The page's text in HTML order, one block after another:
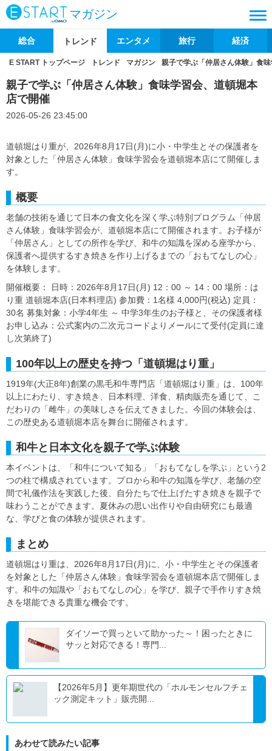
マガジン
総合 トレンド エンタメ 旅行 経済
E START トップページ トレンド マガジン 親子で学ぶ「仲居さん体験」食
親子で学ぶ「仲居さん体験」食味学習会、道頓堀本
店で開催
2026-05-26 23:45:00
道頓堀はり重が、2026年8月17日(月)に小・中学生とその保護者を
対象とした「仲居さん体験」食味学習会を道頓堀本店にて開催しま
す。
概要
老舗の技術を通じて日本の食文化を深く学ぶ特別プログラム「仲居
さん体験」食味学習会が、道頓堀本店にて開催されます。お子様が
「仲居さん」としての所作を学び、和牛の知識を深める座学から、
保護者へ提供するすき焼きを作り上げるまでの「おもてなしの心」
を体験します。
開催概要： 日時：2026年8月17日(月) 12：00 ～ 14：00 場所：は
り重 道頓堀本店(日本料理店) 参加費：1名様 4,000円(税込) 定員：
30名 募集対象：小学4年生 ～ 中学3年生のお子様と、その保護者様
お申し込み：公式案内の二次元コードよりメールにて受付(定員に達
し次第終了)
100年以上の歴史を持つ「道頓堀はり重」
1919年(大正8年)創業の黒毛和牛専門店「道頓堀はり重」は、100年
以上にわたり、すき焼き、日本料理、洋食、精肉販売を通じて、こ
だわりの「雌牛」の美味しさを伝えてきました。今回の体験会は、
この歴史ある道頓堀本店を舞台に開催されます。
和牛と日本文化を親子で学ぶ体験
本イベントは、「和牛について知る」「おもてなしを学ぶ」という2
つの柱で構成されています。プロから和牛の知識を学び、老舗の空
間で礼儀作法を実践した後、自分たちで仕上げたすき焼きを親子で
味わうことができます。夏休みの思い出作りや自由研究にも最適
な、学びと食の体験が提供されます。
まとめ
道頓堀はり重は、2026年8月17日(月)に、小・中学生とその保護者
を対象とした「仲居さん体験」食味学習会を道頓堀本店で開催しま
す。和牛の知識や「おもてなしの心」を学び、親子で手作りすき焼
きを堪能できる貴重な機会です。
ダイソーで買っといて助かった～！困ったときに
サッと対応できる！専門...
【2026年5月】更年期世代の「ホルモンセルフチェ
ック測定キット」販売開...
あわせて読みたい記事